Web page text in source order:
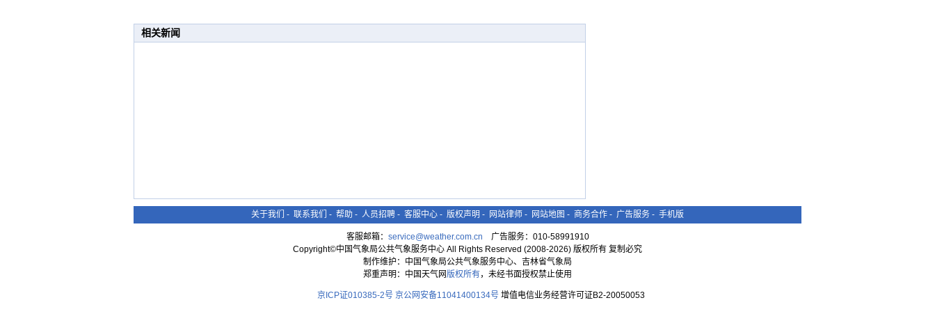
相关新闻
关于我们 - 联系我们 - 帮助 - 人员招聘 - 客服中心 - 版权声明 - 网站律师 - 网站地图 - 商务合作 - 广告服务 - 手机版
客服邮箱： service@weather.com.cn 广告服务：010-58991910
Copyright©中国气象局公共气象服务中心 All Rights Reserved (2008-2026) 版权所有 复制必究
制作维护：中国气象局公共气象服务中心、吉林省气象局
郑重声明：中国天气网版权所有，未经书面授权禁止使用
京ICP证010385-2号 京公网安备11041400134号增值电信业务经营许可证B2-20050053